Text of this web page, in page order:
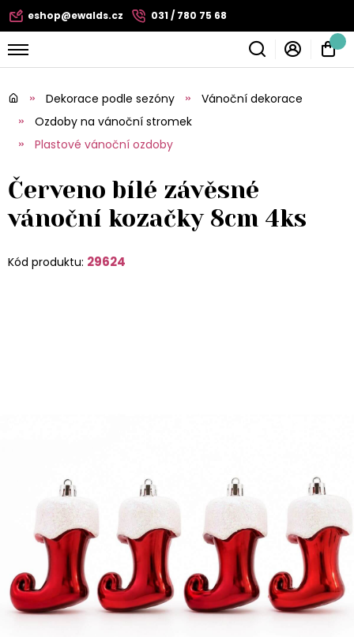
eshop@ewalds.cz 031 / 780 75 68
Dekorace podle sezóny
Vánoční dekorace
Ozdoby na vánoční stromek
Plastové vánoční ozdoby
Červeno bílé závěsné
vánoční kozačky 8cm 4ks
Kód produktu: 29624